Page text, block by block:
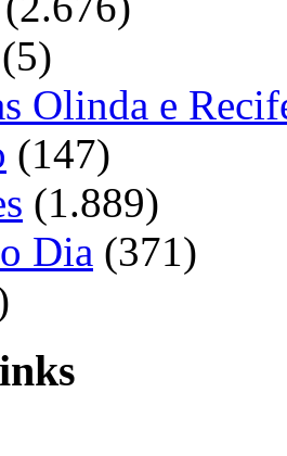
(5)
Olinda e
(147)
(1.889)
Dia (371)